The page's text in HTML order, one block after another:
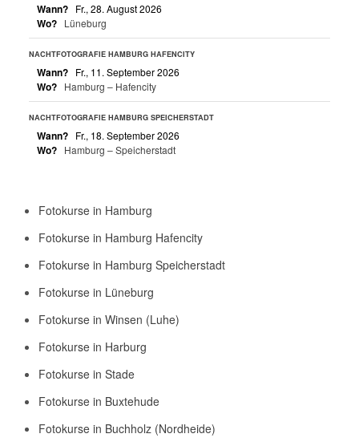
Wann? Fr., 28. August 2026
Wo? Lüneburg
NACHTFOTOGRAFIE HAMBURG HAFENCITY
Wann? Fr., 11. September 2026
Wo? Hamburg – Hafencity
NACHTFOTOGRAFIE HAMBURG SPEICHERSTADT
Wann? Fr., 18. September 2026
Wo? Hamburg – Speicherstadt
Fotokurse in Hamburg
Fotokurse in Hamburg Hafencity
Fotokurse in Hamburg Speicherstadt
Fotokurse in Lüneburg
Fotokurse in Winsen (Luhe)
Fotokurse in Harburg
Fotokurse in Stade
Fotokurse in Buxtehude
Fotokurse in Buchholz (Nordheide)